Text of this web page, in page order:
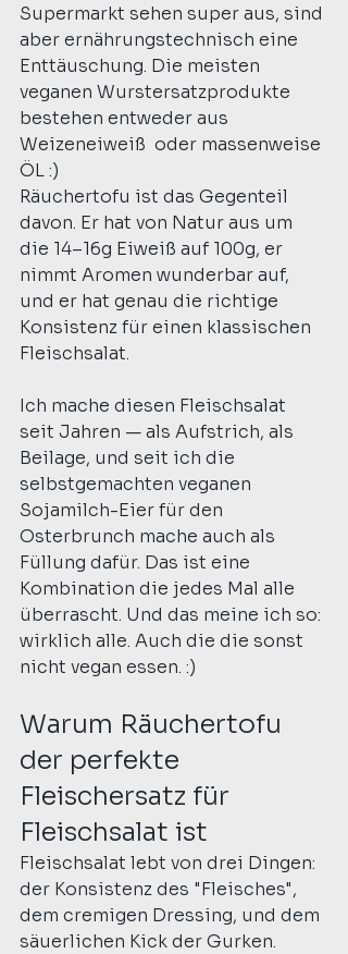
Supermarkt sehen super aus, sind
aber ernährungstechnisch eine
Enttäuschung. Die meisten
veganen Wurstersatzprodukte
bestehen entweder aus
Weizeneiweiß  oder massenweise
ÖL :)
Räuchertofu ist das Gegenteil
davon. Er hat von Natur aus um
die 14–16g Eiweiß auf 100g, er
nimmt Aromen wunderbar auf,
und er hat genau die richtige
Konsistenz für einen klassischen
Fleischsalat.
Ich mache diesen Fleischsalat
seit Jahren — als Aufstrich, als
Beilage, und seit ich die
selbstgemachten veganen
Sojamilch-Eier für den
Osterbrunch mache auch als
Füllung dafür. Das ist eine
Kombination die jedes Mal alle
überrascht. Und das meine ich so:
wirklich alle. Auch die die sonst
nicht vegan essen. :)
Warum Räuchertofu
der perfekte
Fleischersatz für
Fleischsalat ist
Fleischsalat lebt von drei Dingen:
der Konsistenz des "Fleisches",
dem cremigen Dressing, und dem
säuerlichen Kick der Gurken.